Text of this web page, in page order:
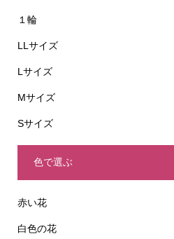
１輪
LLサイズ
Lサイズ
Mサイズ
Sサイズ
色で選ぶ
赤い花
白色の花